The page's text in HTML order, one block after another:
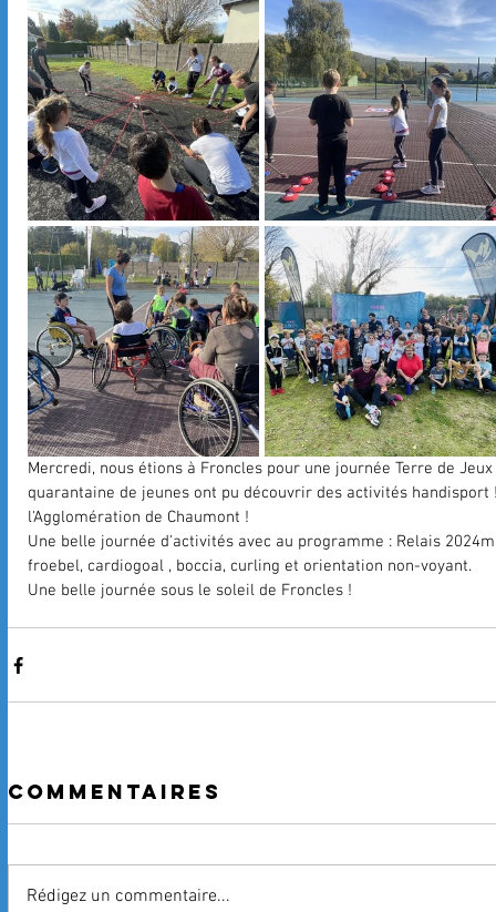
Mercredi, nous étions à Froncles pour une journée Terre de
quarantaine de jeunes ont pu découvrir des activités
l'Agglomération de Chaumont !
Une belle journée d'activités avec au programme : Relais
froebel, cardiogoal , boccia, curling et orientation non-voyant.
Une belle journée sous le soleil de Froncles !
Commentaires
Rédigez un commentaire...